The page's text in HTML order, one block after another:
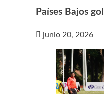
Países Bajos
junio 20, 2026